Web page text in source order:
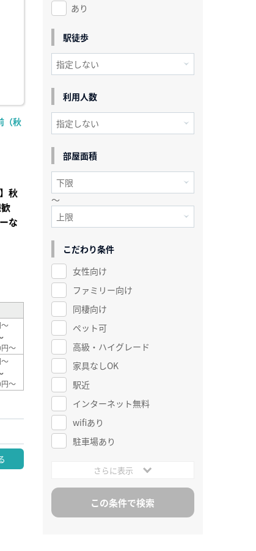
（秋
秋
な
～
～
あり
駅徒歩
利用人数
部屋面積
～
こだわり条件
女性向け
ファミリー向け
同棲向け
ペット可
高級・ハイグレード
家具なしOK
駅近
インターネット無料
wifiあり
駐車場あり
さらに表示